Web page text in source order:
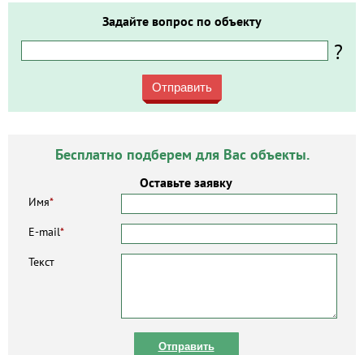
Задайте вопрос по объекту
?
Отправить
Бесплатно подберем для Вас объекты.
Оставьте заявку
Имя*
E-mail*
Текст
Отправить